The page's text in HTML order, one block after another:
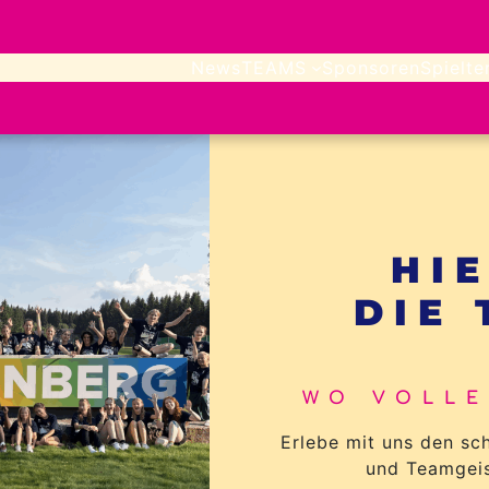
News TEAMS Sponsoren
DIE
WO
Erlebe mit uns den
und